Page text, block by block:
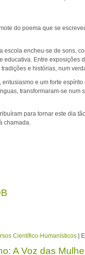
do poema que se
escola encheu-se de sons,
Entre exposições
e histórias, num
e um forte
transformaram-se
para tornar este dia
chamada.
Científico-Humanísticos|
A Voz das